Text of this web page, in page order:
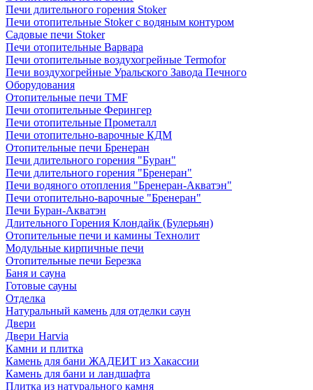
Печи длительного горения Stoker
Печи отопительные Stoker с водяным контуром
Садовые печи Stoker
Печи отопительные Варвара
Печи отопительные воздухогрейные Termofor
Печи воздухогрейные Уральского Завода Печного
Оборудования
Отопительные печи TMF
Печи отопительные Ферингер
Печи отопительные Прометалл
Печи отопительно-варочные КДМ
Отопительные печи Бренеран
Печи длительного горения "Буран"
Печи длительного горения "Бренеран"
Печи водяного отопления "Бренеран-Акватэн"
Печи отопительно-варочные "Бренеран"
Печи Буран-Акватэн
Длительного Горения Клондайк (Булерьян)
Отопительные печи и камины Технолит
Модульные кирпичные печи
Отопительные печи Березка
Баня и сауна
Готовые сауны
Отделка
Натуральный камень для отделки саун
Двери
Двери Harvia
Камни и плитка
Камень для бани ЖАДЕИТ из Хакассии
Камень для бани и ландшафта
Плитка из натурального камня